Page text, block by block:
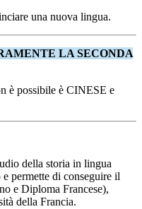
una nuova lingua.
LA SECONDA
è possibile è CINESE e
della storia in lingua
permette di conseguire il
e Diploma Francese),
della Francia.